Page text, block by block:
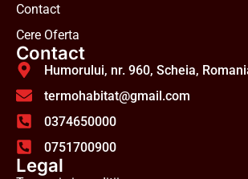
Contact
Cere Oferta
Contact
Humorului, nr. 960, Scheia,
termohabitat@gmail.com
0374650000
0751700900
Legal